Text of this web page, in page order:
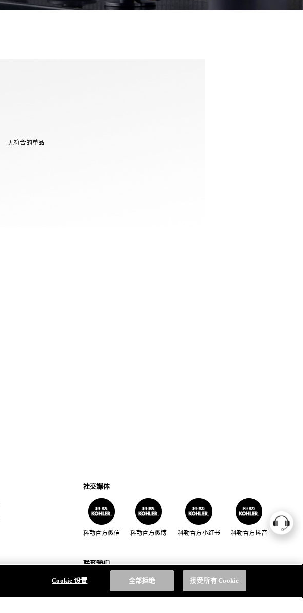
无符合的单品
社交媒体
科勒官方微信 科勒官方微博 科勒官方小红书 科勒官方抖音
联系我们
座机用户请拨打：
800-820-2628
手机用户请拨打：
400-820-2628
Cookie 设置 全部拒绝 接受所有 Cookie